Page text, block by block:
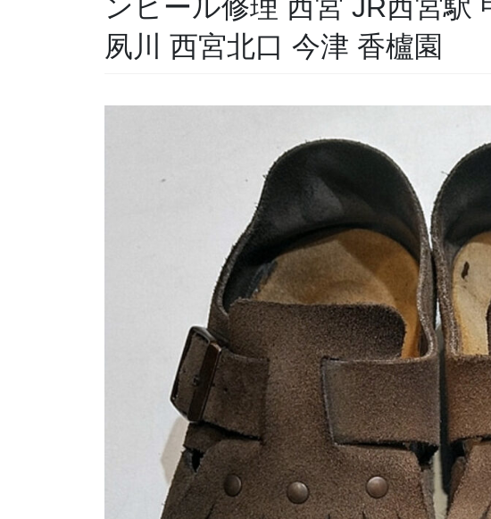
ンヒール修理 西宮 JR西宮駅
夙川 西宮北口 今津 香櫨園